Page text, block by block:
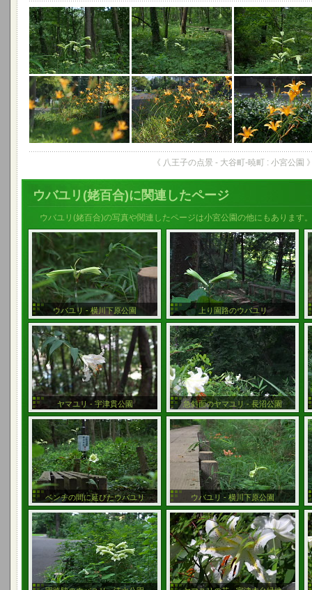
《 八王子の点景 - 大谷町-暁町 : 小宮公園
ウバユリ(姥百合)に関連したページ
ウバユリ(姥百合)の写真や関連したページは小宮公園の他にもあります。
ウバユリ - 横川下原公園 上り園路のウバユリ
ヤマユリ - 宇津貫公園 急斜面のヤマユリ - 長沼公園
ベンチの間に延びたウバユリ ウバユリ - 横川下原公園